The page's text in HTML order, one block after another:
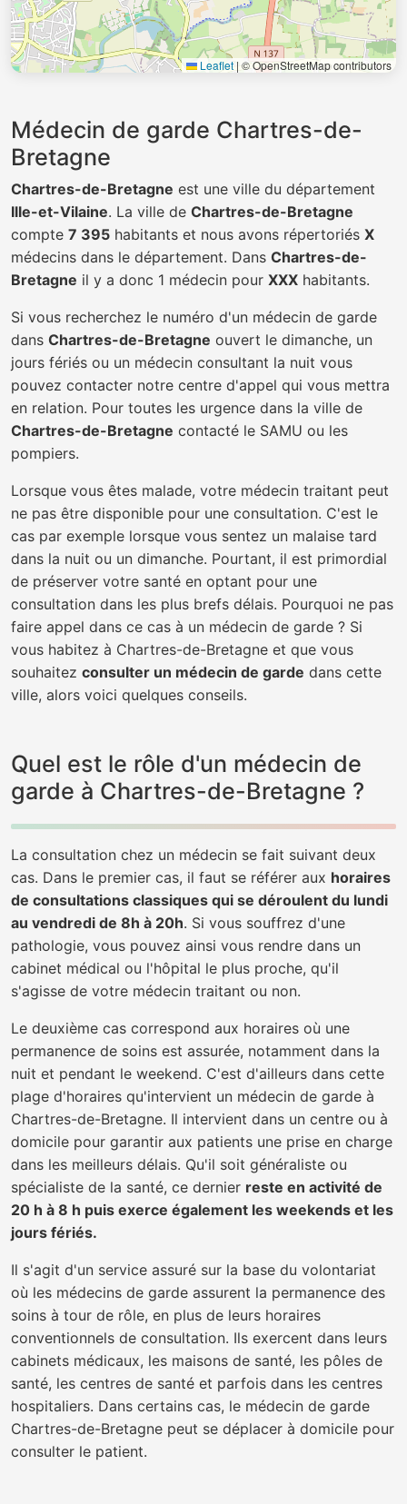
Leaflet | © OpenStreetMap contributors
Médecin de garde Chartres-de-
Bretagne
Chartres-de-Bretagne est une ville du département
Ille-et-Vilaine. La ville de Chartres-de-Bretagne
compte 7 395 habitants et nous avons répertoriés X
médecins dans le département. Dans Chartres-de-
Bretagne il y a donc 1 médecin pour XXX habitants.
Si vous recherchez le numéro d'un médecin de garde
dans Chartres-de-Bretagne ouvert le dimanche, un
jours fériés ou un médecin consultant la nuit vous
pouvez contacter notre centre d'appel qui vous mettra
en relation. Pour toutes les urgence dans la ville de
Chartres-de-Bretagne contacté le SAMU ou les
pompiers.
Lorsque vous êtes malade, votre médecin traitant peut
ne pas être disponible pour une consultation. C'est le
cas par exemple lorsque vous sentez un malaise tard
dans la nuit ou un dimanche. Pourtant, il est primordial
de préserver votre santé en optant pour une
consultation dans les plus brefs délais. Pourquoi ne pas
faire appel dans ce cas à un médecin de garde ? Si
vous habitez à Chartres-de-Bretagne et que vous
souhaitez consulter un médecin de garde dans cette
ville, alors voici quelques conseils.
Quel est le rôle d'un médecin de
garde à Chartres-de-Bretagne ?
La consultation chez un médecin se fait suivant deux
cas. Dans le premier cas, il faut se référer aux horaires
de consultations classiques qui se déroulent du lundi
au vendredi de 8h à 20h. Si vous souffrez d'une
pathologie, vous pouvez ainsi vous rendre dans un
cabinet médical ou l'hôpital le plus proche, qu'il
s'agisse de votre médecin traitant ou non.
Le deuxième cas correspond aux horaires où une
permanence de soins est assurée, notamment dans la
nuit et pendant le weekend. C'est d'ailleurs dans cette
plage d'horaires qu'intervient un médecin de garde à
Chartres-de-Bretagne. Il intervient dans un centre ou à
domicile pour garantir aux patients une prise en charge
dans les meilleurs délais. Qu'il soit généraliste ou
spécialiste de la santé, ce dernier reste en activité de
20 h à 8 h puis exerce également les weekends et les
jours fériés.
Il s'agit d'un service assuré sur la base du volontariat
où les médecins de garde assurent la permanence des
soins à tour de rôle, en plus de leurs horaires
conventionnels de consultation. Ils exercent dans leurs
cabinets médicaux, les maisons de santé, les pôles de
santé, les centres de santé et parfois dans les centres
hospitaliers. Dans certains cas, le médecin de garde
Chartres-de-Bretagne peut se déplacer à domicile pour
consulter le patient.